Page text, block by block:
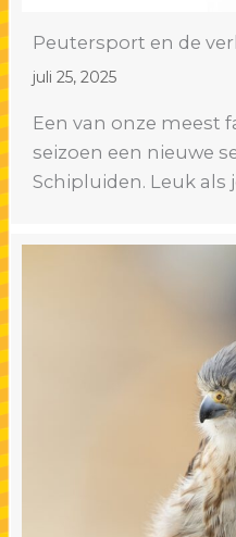
Peutersport en de
juli 25, 2025
Een van onze meest
seizoen een nieuwe
Schipluiden. Leuk als